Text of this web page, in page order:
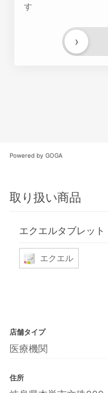
す
›
Powered by GOGA
取り扱い商品
エクエルタブレット
エクエル
店舗タイプ
医療機関
住所